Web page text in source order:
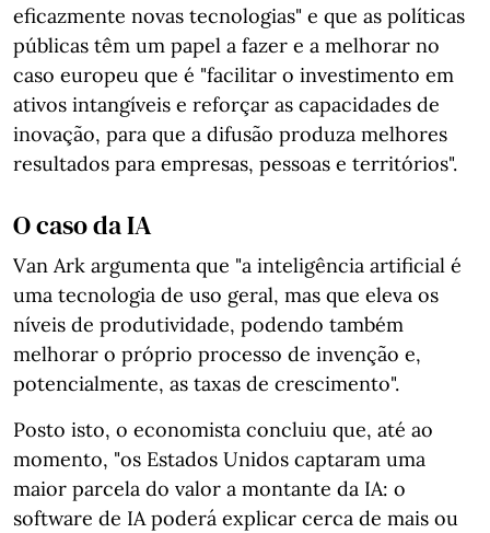
eficazmente novas tecnologias" e que as políticas
públicas têm um papel a fazer e a melhorar no
caso europeu que é "facilitar o investimento em
ativos intangíveis e reforçar as capacidades de
inovação, para que a difusão produza melhores
resultados para empresas, pessoas e territórios".
O caso da IA
Van Ark argumenta que "a inteligência artificial é
uma tecnologia de uso geral, mas que eleva os
níveis de produtividade, podendo também
melhorar o próprio processo de invenção e,
potencialmente, as taxas de crescimento".
Posto isto, o economista concluiu que, até ao
momento, "os Estados Unidos captaram uma
maior parcela do valor a montante da IA: o
software de IA poderá explicar cerca de mais ou